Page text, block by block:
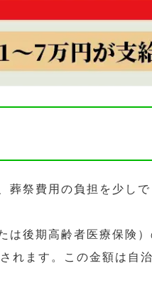
葬祭費用の負担を少しで
は後期高齢者医療保険
れます。この金額は自